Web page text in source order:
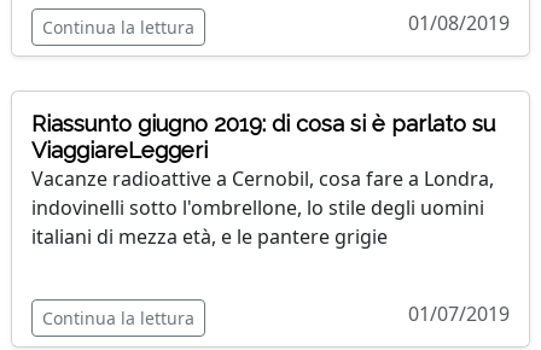
Continua la lettura 01/08/2019
Riassunto giugno 2019: di cosa si è parlato su
ViaggiareLeggeri
Vacanze radioattive a Cernobil, cosa fare a Londra,
indovinelli sotto l'ombrellone, lo stile degli uomini
italiani di mezza età, e le pantere grigie
Continua la lettura 01/07/2019